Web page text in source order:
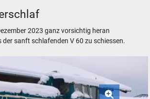
2023 ganz vorsichtig heran
der sanft schlafenden V 60 zu schiessen.